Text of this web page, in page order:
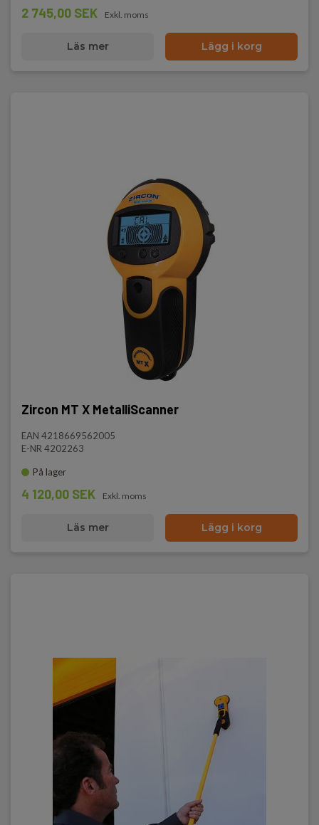
2 745,00 SEK Exkl. moms
Läs mer Lägg i korg
Zircon MT X MetalliScanner
EAN 4218669562005
E-NR 4202263
På lager
4 120,00 SEK Exkl. moms
Läs mer Lägg i korg